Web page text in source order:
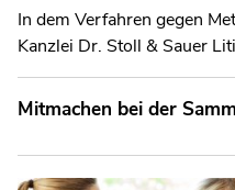
In dem Verfahren gegen
Kanzlei Dr. Stoll & Sauer
Mitmachen bei der